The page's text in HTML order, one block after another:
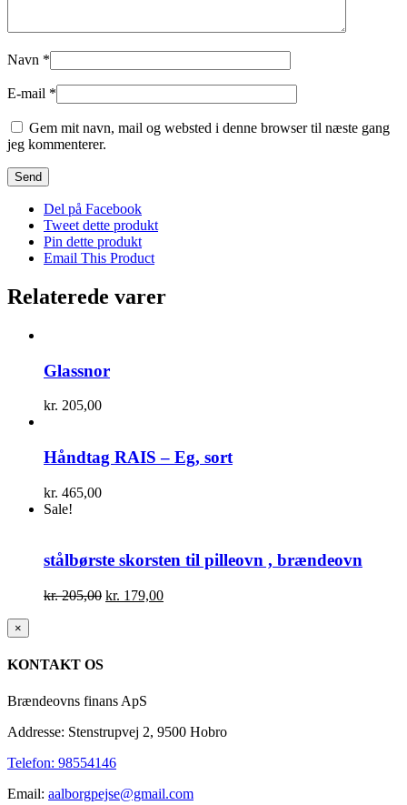
Navn *
E-mail *
Gem mit navn, mail og websted i denne browser til næste gang
jeg kommenterer.
Del på Facebook
Tweet dette produkt
Pin dette produkt
Email This Product
Relaterede varer
Glassnor
kr. 205,00
Håndtag RAIS – Eg, sort
kr. 465,00
Sale!
stålbørste skorsten til pilleovn , brændeovn
kr.205,00 Den
kr. 179,00Den
Close
product
view
×
KONTAKT OS
Brændeovns finans ApS
Addresse: Stenstrupvej 2, 9500 Hobro
Telefon: 98554146
Email: aalborgpejse@gmail.com